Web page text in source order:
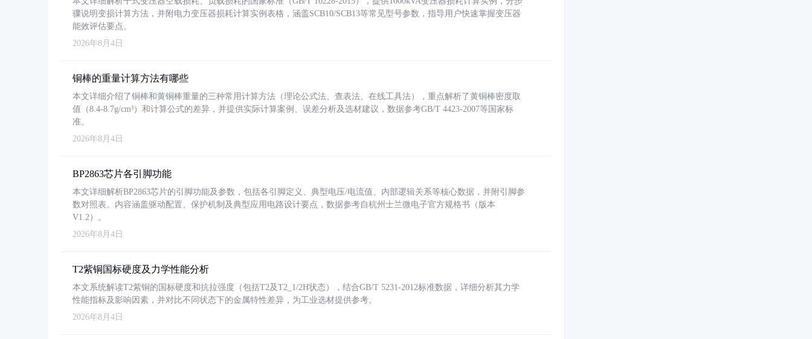
骤说明变损计算方法，并附电力变压器损耗计算实例表格，涵盖SCB10/SCB13等常见型号参数，指导用户快速掌握变压器
能效评估要点。
2026年8月4日
铜棒的重量计算方法有哪些
本文详细介绍了铜棒和黄铜棒重量的三种常用计算方法（理论公式法、查表法、在线工具法），重点解析了黄铜棒密度取
值（8.4-8.7g/cm³）和计算公式的差异，并提供实际计算案例、误差分析及选材建议，数据参考GB/T 4423-2007等国家标
准。
2026年8月4日
BP2863芯片各引脚功能
本文详细解析BP2863芯片的引脚功能及参数，包括各引脚定义、典型电压/电流值、内部逻辑关系等核心数据，并附引脚参
数对照表。内容涵盖驱动配置、保护机制及典型应用电路设计要点，数据参考自杭州士兰微电子官方规格书（版本
V1.2）。
2026年8月4日
T2紫铜国标硬度及力学性能分析
本文系统解读T2紫铜的国标硬度和抗拉强度（包括T2及T2_1/2H状态），结合GB/T 5231-2012标准数据，详细分析其力学
性能指标及影响因素，并对比不同状态下的金属特性差异，为工业选材提供参考。
2026年8月4日